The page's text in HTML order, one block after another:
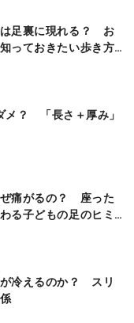
足裏に現れる？ お
っておきたい歩き方
メ？ 「長さ＋厚み」
痛がるの？ 座った
る子どもの足のヒミ
冷えるのか？ スリ